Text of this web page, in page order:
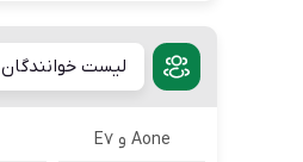
لیست خوانندگان
Aone و E7